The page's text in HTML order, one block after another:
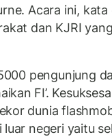
Acara ini, kata
dan KJRI
pengunjung
FI’.
dunia
negeri yaitu